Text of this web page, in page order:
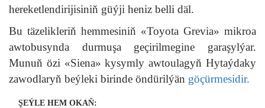
hereketlendirijisiniň güýji heniz belli däl.
Bu täzelikleriň hemmesiniň «Toyota Grevia» mikroa
awtobusynda durmuşa geçirilmegine garaşylýar.
Munuň özi «Siena» kysymly awtoulagyň Hytaýdaky
zawodlaryň beýleki birinde öndürilýän göçürmesidir.
ŞEÝLE HEM OKAŇ: